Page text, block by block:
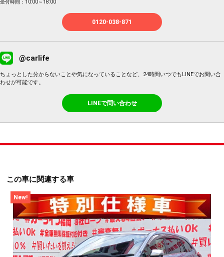
受付時間：10:00～18:00
0120-038-871
@carlife
ちょっとした分からないことや気になっていることなど、24時間いつでもLINEでお問い合
わせが可能です。
LINEで問い合わせ
この車に関連する車
New!